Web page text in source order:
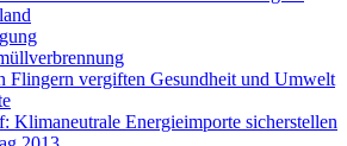
Flingern vergiften Gesundheit und Umwelt
Klimaneutrale Energieimporte sicherstellen